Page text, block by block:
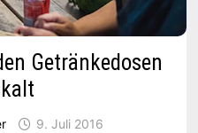
Getränkedosen
9. Juli 2016